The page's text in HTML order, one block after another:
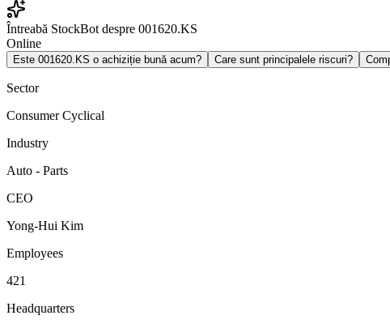
Întreabă StockBot despre 001620.KS
Online
Este 001620.KS o achiziție bună acum? Care sunt principalele riscuri?
Sector
Consumer Cyclical
Industry
Auto - Parts
CEO
Yong-Hui Kim
Employees
421
Headquarters